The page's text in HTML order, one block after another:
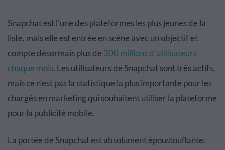
Snapchat est l'une des plateformes les plus jeunes de la
liste, mais elle est entrée en scène avec un objectif et
compte désormais plus de 300 millions d'utilisateurs
chaque mois. Les utilisateurs de Snapchat sont très actifs,
mais ce n'est pas la statistique la plus importante pour les
chargés en marketing qui souhaitent utiliser la plateforme
pour la publicité mobile.
La portée de Snapchat est absolument époustouflante.